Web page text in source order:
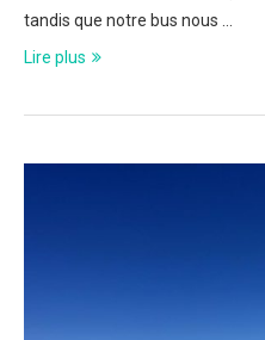
tandis que notre bus nous …
Lire plus